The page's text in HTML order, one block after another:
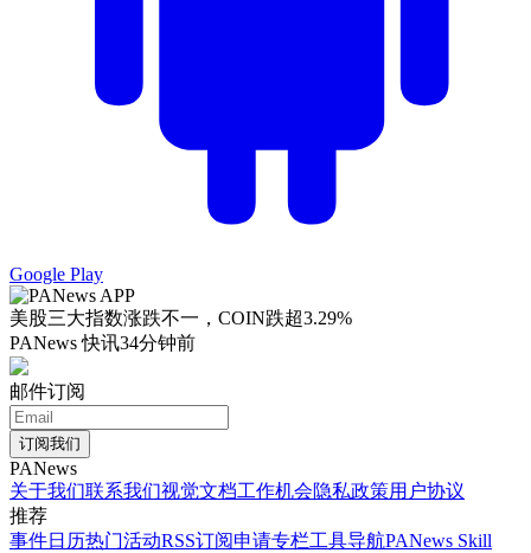
Google Play
美股三大指数涨跌不一，COIN跌超3.29%
PANews 快讯34分钟前
邮件订阅
订阅我们
PANews
关于我们联系我们视觉文档工作机会隐私政策用户协议
推荐
事件日历热门活动RSS订阅申请专栏工具导航PANews Skill